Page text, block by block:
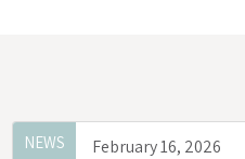
NEWS February 16, 2026